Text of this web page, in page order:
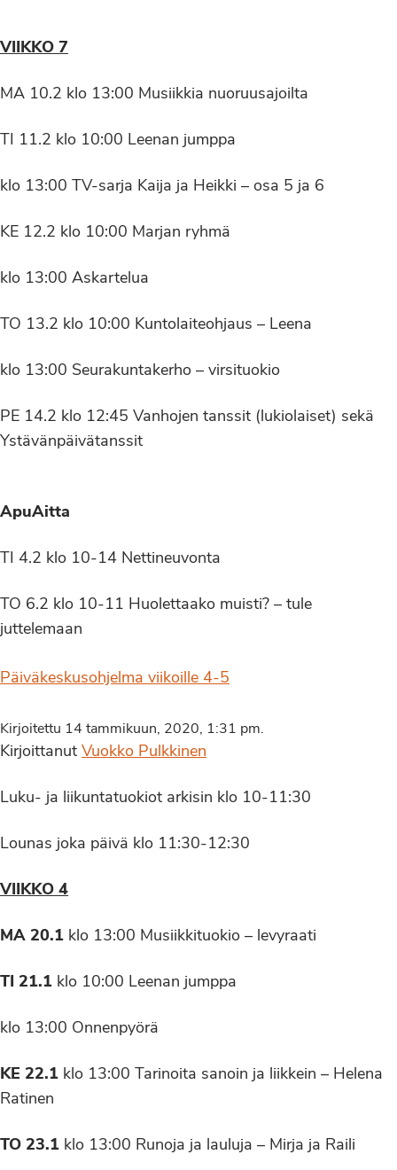
VIIKKO 7
MA 10.2 klo 13:00 Musiikkia nuoruusajoilta
TI 11.2 klo 10:00 Leenan jumppa
klo 13:00 TV-sarja Kaija ja Heikki – osa 5 ja 6
KE 12.2 klo 10:00 Marjan ryhmä
klo 13:00 Askartelua
TO 13.2 klo 10:00 Kuntolaiteohjaus – Leena
klo 13:00 Seurakuntakerho – virsituokio
PE 14.2 klo 12:45 Vanhojen tanssit (lukiolaiset) sekä
Ystävänpäivätanssit
ApuAitta
TI 4.2 klo 10-14 Nettineuvonta
TO 6.2 klo 10-11 Huolettaako muisti? – tule
juttelemaan
Päiväkeskusohjelma viikoille 4-5
Kirjoitettu 14 tammikuun, 2020, 1:31 pm.
Kirjoittanut Vuokko Pulkkinen
Luku- ja liikuntatuokiot arkisin klo 10-11:30
Lounas joka päivä klo 11:30-12:30
VIIKKO 4
MA 20.1 klo 13:00 Musiikkituokio – levyraati
TI 21.1 klo 10:00 Leenan jumppa
klo 13:00 Onnenpyörä
KE 22.1 klo 13:00 Tarinoita sanoin ja liikkein – Helena
Ratinen
TO 23.1 klo 13:00 Runoja ja lauluja – Mirja ja Raili